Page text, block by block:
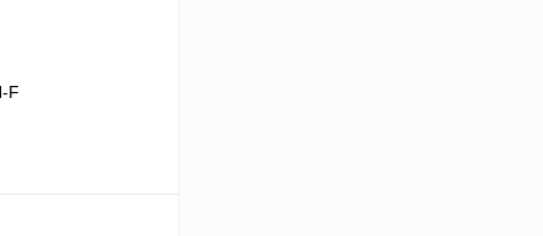
F